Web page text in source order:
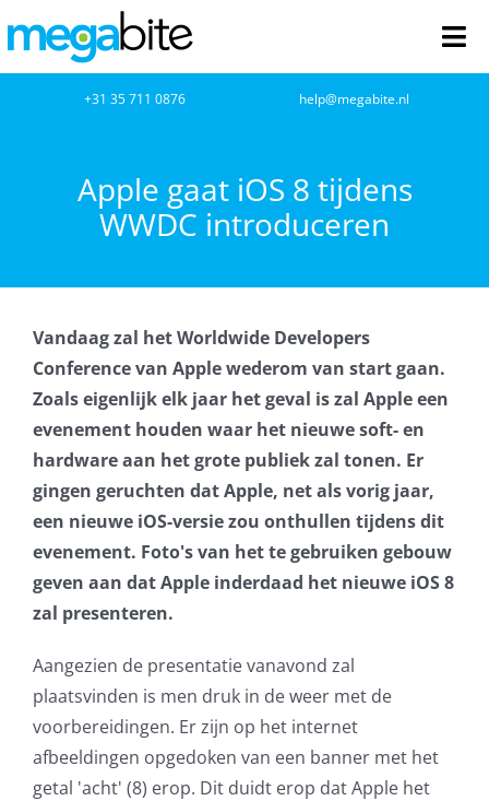
naar
inhoud
Netwerkbeheer
Cloud Computing
VOIP
Microsoft NCE
AVG
Office365
Microsoft software licenties
SLA overeenkomsten
+31 35 711 0876 help@megabite.nl
Apple gaat iOS 8 tijdens
WWDC introduceren
Vandaag zal het Worldwide Developers
Conference van Apple wederom van start gaan.
Zoals eigenlijk elk jaar het geval is zal Apple een
evenement houden waar het nieuwe soft- en
hardware aan het grote publiek zal tonen. Er
gingen geruchten dat Apple, net als vorig jaar,
een nieuwe iOS-versie zou onthullen tijdens dit
evenement. Foto's van het te gebruiken gebouw
geven aan dat Apple inderdaad het nieuwe iOS 8
zal presenteren.
Aangezien de presentatie vanavond zal
plaatsvinden is men druk in de weer met de
voorbereidingen. Er zijn op het internet
afbeeldingen opgedoken van een banner met het
getal 'acht' (8) erop. Dit duidt erop dat Apple het